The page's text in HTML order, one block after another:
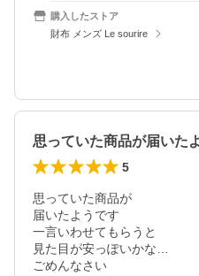
購入したストア
財布 メンズ Le sourire
5
思っていた商品が
届いたようです
一言いわせてもらうと
見た目が安っぽいかな…
ごめんなさい